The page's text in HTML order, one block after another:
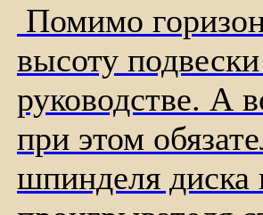
Помимо
высоту
руководстве. А
при этом
шпинделя диска